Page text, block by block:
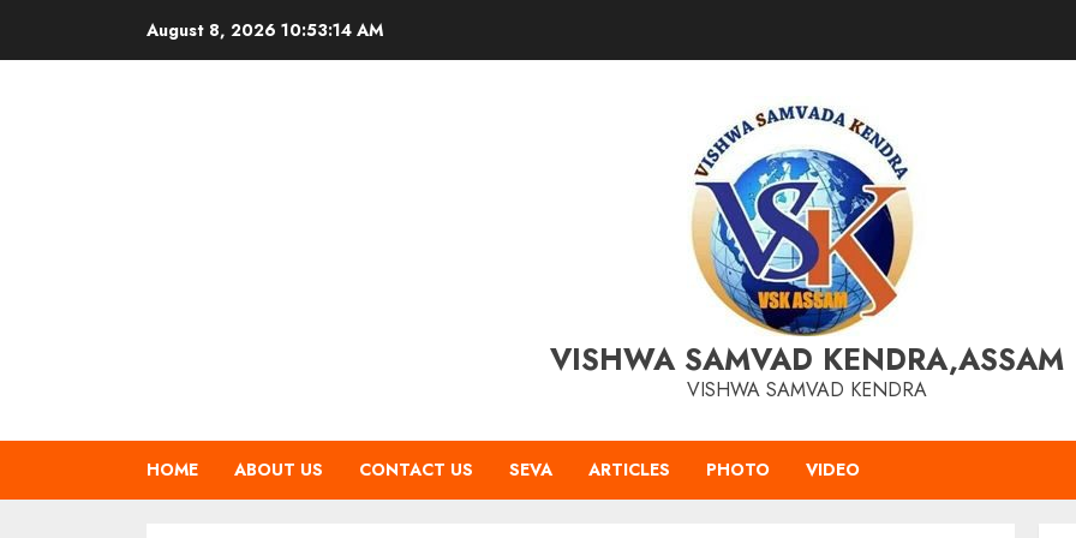
August 8, 2026 10:53:15 AM
VISHWA SAMVAD KENDRA,ASSAM
VISHWA SAMVAD KENDRA
HOME ABOUT US CONTACT US SEVA ARTICLES PHOTO VIDEO